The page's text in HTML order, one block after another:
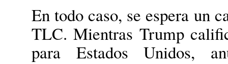
En todo caso, se espera un
TLC. Mientras Trump
para Estados Unidos,